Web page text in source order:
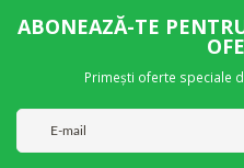
ABONEAZĂ-TE
Primești oferte speciale